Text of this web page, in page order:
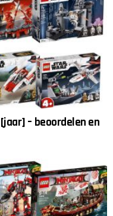
[jaar] – beoordelen en